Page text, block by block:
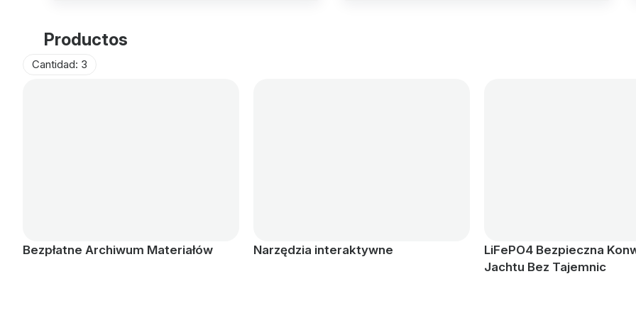
Productos
Cantidad: 3
Bezpłatne Archiwum Materiałów Narzędzia interaktywne
LiFePO4 Bezpieczna